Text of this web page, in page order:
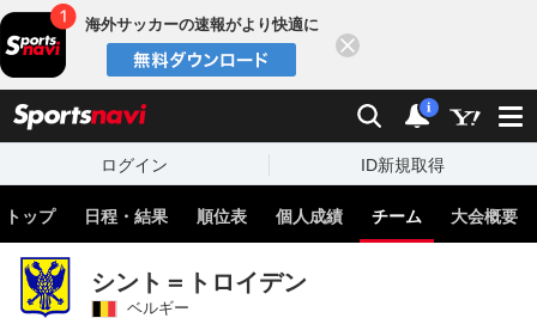
海外サッカーの速報がより快適に
検索 通知
i
ログイン ID新規取得
トップ 日程・結果 順位表 個人成績 チーム 大会概要
シント＝トロイデン
ベルギー